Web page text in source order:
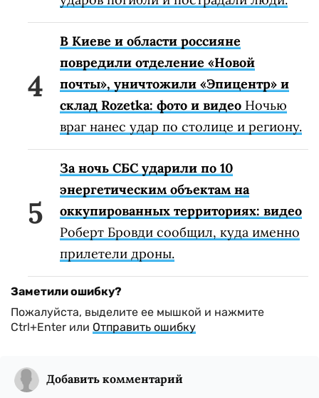
В Киеве и области россияне
повредили отделение «Новой
почты», уничтожили «Эпицентр» и
склад Rozetka: фото и видео Ночью
враг нанес удар по столице и региону.
За ночь СБС ударили по 10
энергетическим объектам на
оккупированных территориях: видео
Роберт Бровди сообщил, куда именно
прилетели дроны.
Заметили ошибку?
Пожалуйста, выделите ее мышкой и нажмите
Ctrl+Enter или Отправить ошибку
Добавить комментарий